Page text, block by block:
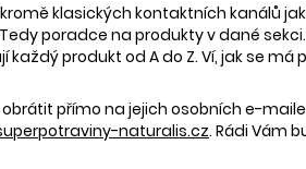
klasických kontaktních kanálů
poradce na produkty v dané
produkt od A do Z. Ví, jak se má
přímo na jejich osobních e-
naturalis.cz. Rádi Vám